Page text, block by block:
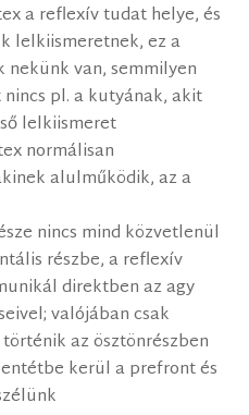
a reflexív tudat helye, és
lelkiismeretnek, ez a
nekünk van, semmilyen
pl. a kutyának, akit
lelkiismeret
normálisan
alulműködik, az a
nincs mind közvetlenül
részbe, a reflexív
direktben az agy
valójában csak
az ösztönrészben
kerül a prefront és